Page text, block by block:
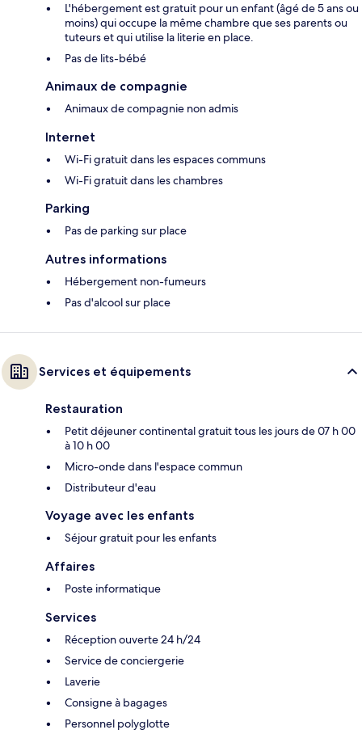
L'hébergement est gratuit pour un enfant (âgé de 5 ans ou
moins) qui occupe la même chambre que ses parents ou
tuteurs et qui utilise la literie en place.
Pas de lits-bébé
Animaux de compagnie
Animaux de compagnie non admis
Internet
Wi-Fi gratuit dans les espaces communs
Wi-Fi gratuit dans les chambres
Parking
Pas de parking sur place
Autres informations
Hébergement non-fumeurs
Pas d'alcool sur place
Services et équipements
Restauration
Petit déjeuner continental gratuit tous les jours de 07 h 00
à 10 h 00
Micro-onde dans l'espace commun
Distributeur d'eau
Voyage avec les enfants
Séjour gratuit pour les enfants
Affaires
Poste informatique
Services
Réception ouverte 24 h/24
Service de conciergerie
Laverie
Consigne à bagages
Personnel polyglotte